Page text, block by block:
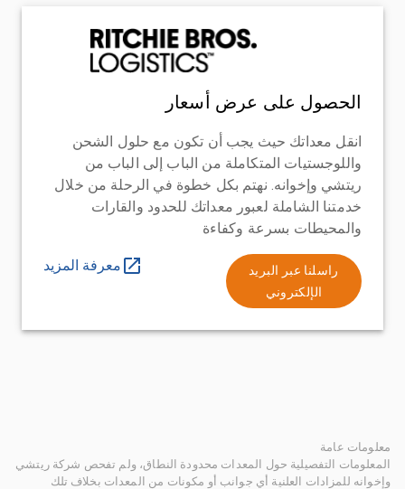
الحصول على عرض أسعار
انقل معداتك حيث يجب أن تكون مع حلول الشحن
واللوجستيات المتكاملة من الباب إلى الباب من
ريتشي وإخوانه. نهتم بكل خطوة في الرحلة من خلال
خدمتنا الشاملة لعبور معداتك للحدود والقارات
والمحيطات بسرعة وكفاءة
راسلنا عبر البريد
الإلكتروني
معرفة المزيد
معلومات عامة
المعلومات التفصيلية حول المعدات محدودة النطاق، ولم تفحص شركة ريتشي
وإخوانه للمزادات العلنية أي جوانب أو مكونات من المعدات بخلاف تلك